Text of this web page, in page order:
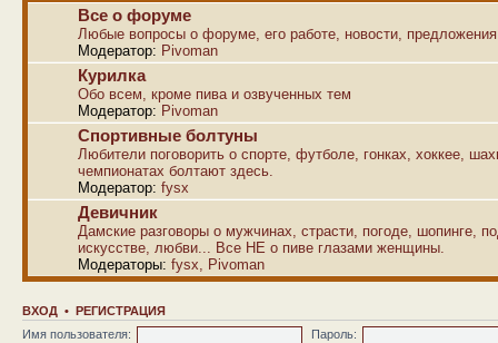
Все о форуме
Любые вопросы о форуме, его работе, новости,
Модератор: Pivoman
Курилка
Обо всем, кроме пива и озвученных тем
Модератор: Pivoman
Спортивные болтуны
Любители поговорить о спорте, футболе, гонках, хоккее,
чемпионатах болтают здесь.
Модератор: fysx
Девичник
Дамские разговоры о мужчинах, страсти, погоде, шопинге,
искусстве, любви... Все НЕ о пиве глазами женщины.
Модераторы: fysx Pivoman
ВХОД • РЕГИСТРАЦИЯ
Имя пользователя:
Пароль: